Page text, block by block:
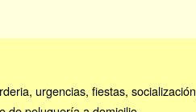
urgencias, fiestas,